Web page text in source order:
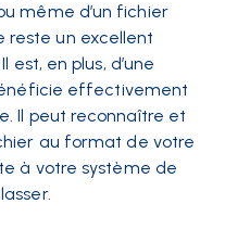
même d’un fichier
reste un excellent
est, en plus, d’une
effectivement
Il peut reconnaître et
au format de votre
à votre système de